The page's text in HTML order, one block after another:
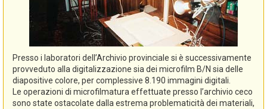
Presso i laboratori dell’Archivio provinciale si è successivamente
provveduto alla digitalizzazione sia dei microfilm B/N sia delle
diapositive colore, per complessive 8.190 immagini digitali.
Le operazioni di microfilmatura effettuate presso l’archivio ceco
sono state ostacolate dalla estrema problematicità dei materiali,